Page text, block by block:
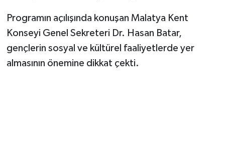
Programın açılışında konuşan Malatya Kent
Konseyi Genel Sekreteri Dr. Hasan Batar,
gençlerin sosyal ve kültürel faaliyetlerde yer
almasının önemine dikkat çekti.